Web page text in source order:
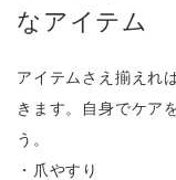
なアイテム
アイテムさえ揃えれ
きます。自身でケア
う。
・爪やすり